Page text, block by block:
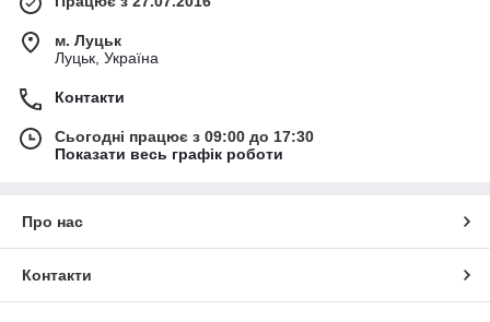
м. Луцьк
Луцьк, Україна
Контакти
Сьогодні працює з 09:00 до 17:30
Показати весь графік роботи
Про нас
Контакти